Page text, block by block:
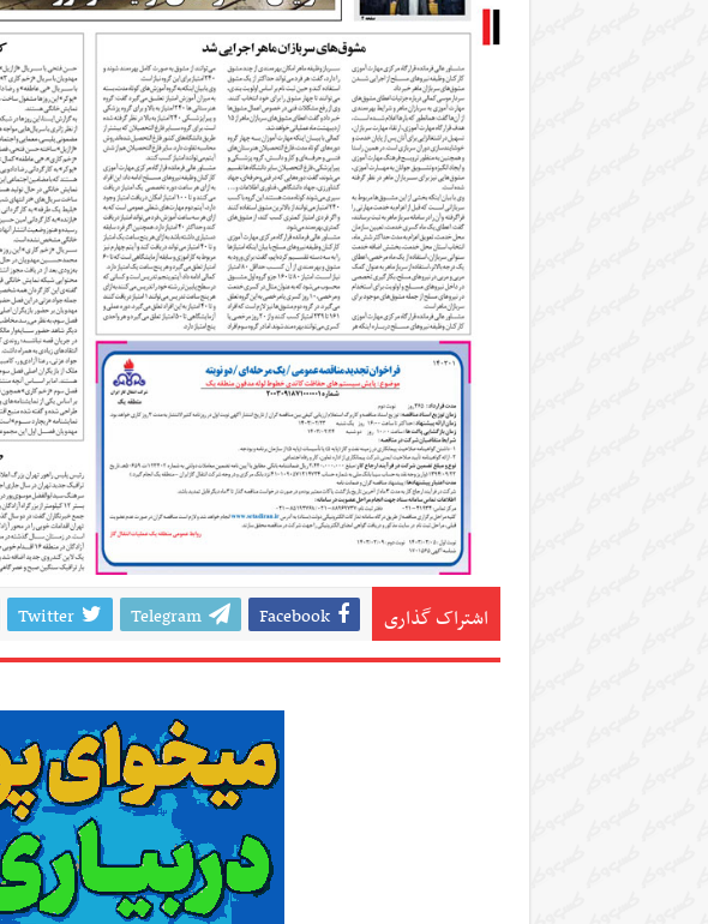
اشتراک گذاری Facebook
Telegram
Twitter